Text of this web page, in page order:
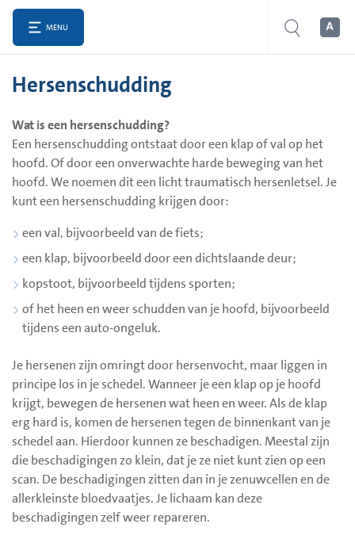
MENU
Hersenschudding
Wat is een hersenschudding?
Een hersenschudding ontstaat door een klap of val op het
hoofd. Of door een onverwachte harde beweging van het
hoofd. We noemen dit een licht traumatisch hersenletsel. Je
kunt een hersenschudding krijgen door:
een val, bijvoorbeeld van de fiets;
een klap, bijvoorbeeld door een dichtslaande deur;
kopstoot, bijvoorbeeld tijdens sporten;
of het heen en weer schudden van je hoofd, bijvoorbeeld
tijdens een auto-ongeluk.
Je hersenen zijn omringt door hersenvocht, maar liggen in
principe los in je schedel. Wanneer je een klap op je hoofd
krijgt, bewegen de hersenen wat heen en weer. Als de klap
erg hard is, komen de hersenen tegen de binnenkant van je
schedel aan. Hierdoor kunnen ze beschadigen. Meestal zijn
die beschadigingen zo klein, dat je ze niet kunt zien op een
scan. De beschadigingen zitten dan in je zenuwcellen en de
allerkleinste bloedvaatjes. Je lichaam kan deze
beschadigingen zelf weer repareren.